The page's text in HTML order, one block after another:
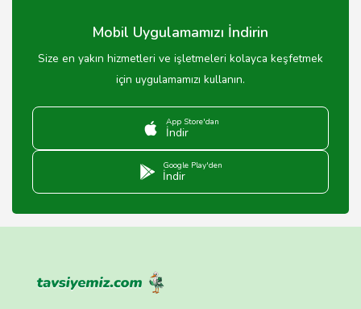
Mobil Uygulamamızı İndirin
Size en yakın hizmetleri ve işletmeleri kolayca keşfetmek
için uygulamamızı kullanın.
App Store'dan
İndir
Google Play'den
İndir